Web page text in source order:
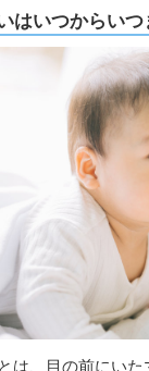
はいつからいつ
は、目の前にい